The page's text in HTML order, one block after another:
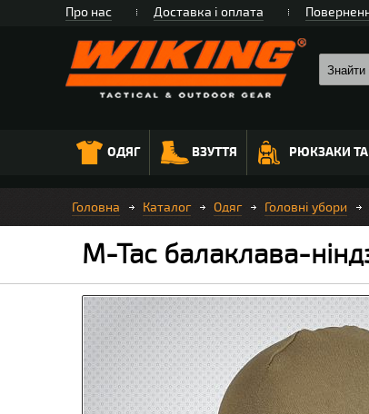
Про нас Доставка і оплата
ОДЯГ ВЗУТТЯ РЮКЗАКИ
Головна Каталог Одяг Головні убори
M-Tac балаклава-